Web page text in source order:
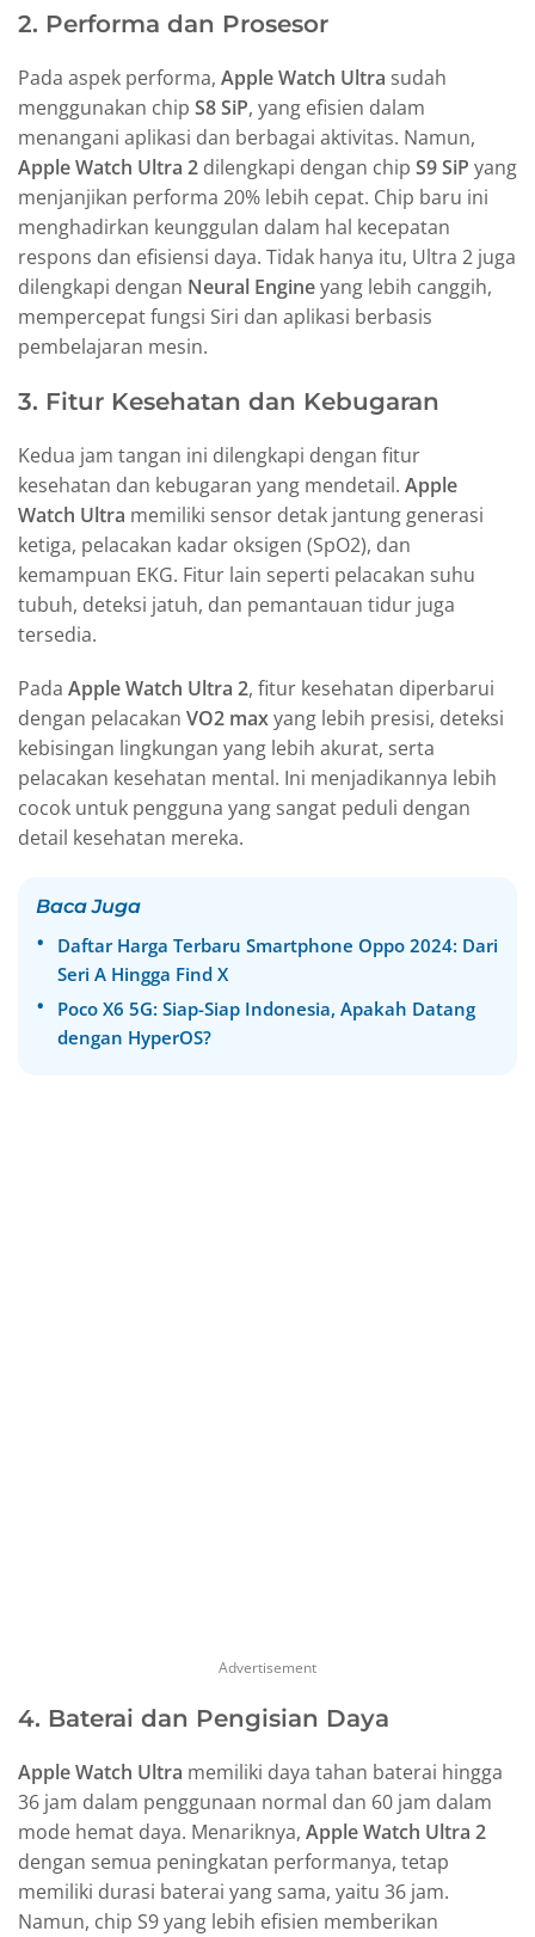
2. Performa dan Prosesor
Pada aspek performa, Apple Watch Ultra sudah
menggunakan chip S8 SiP, yang efisien dalam
menangani aplikasi dan berbagai aktivitas. Namun,
Apple Watch Ultra 2 dilengkapi dengan chip S9 SiP yang
menjanjikan performa 20% lebih cepat. Chip baru ini
menghadirkan keunggulan dalam hal kecepatan
respons dan efisiensi daya. Tidak hanya itu, Ultra 2 juga
dilengkapi dengan Neural Engineyang lebih canggih,
mempercepat fungsi Siri dan aplikasi berbasis
pembelajaran mesin.
3. Fitur Kesehatan dan Kebugaran
Kedua jam tangan ini dilengkapi dengan fitur
kesehatan dan kebugaran yang mendetail. Apple
Watch Ultra memiliki sensor detak jantung generasi
ketiga, pelacakan kadar oksigen (SpO2), dan
kemampuan EKG. Fitur lain seperti pelacakan suhu
tubuh, deteksi jatuh, dan pemantauan tidur juga
tersedia.
Pada Apple Watch Ultra 2, fitur kesehatan diperbarui
dengan pelacakan VO2 maxyang lebih presisi, deteksi
kebisingan lingkungan yang lebih akurat, serta
pelacakan kesehatan mental. Ini menjadikannya lebih
cocok untuk pengguna yang sangat peduli dengan
detail kesehatan mereka.
Baca Juga
Daftar Harga Terbaru Smartphone Oppo 2024: Dari
Seri A Hingga Find X
Poco X6 5G: Siap-Siap Indonesia, Apakah Datang
dengan HyperOS?
Advertisement
4. Baterai dan Pengisian Daya
Apple Watch Ultra memiliki daya tahan baterai hingga
36 jam dalam penggunaan normal dan 60 jam dalam
mode hemat daya. Menariknya, Apple Watch Ultra 2
dengan semua peningkatan performanya, tetap
memiliki durasi baterai yang sama, yaitu 36 jam.
Namun, chip S9 yang lebih efisien memberikan